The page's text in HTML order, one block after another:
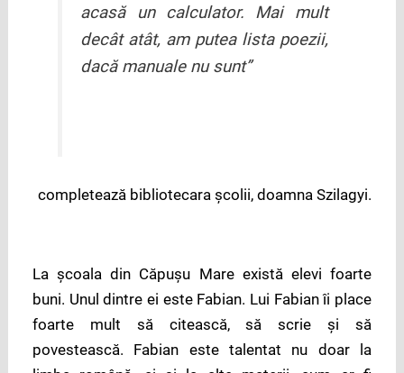
acasă un calculator. Mai mult
decât atât, am putea lista poezii,
dacă manuale nu sunt”
completează bibliotecara școlii, doamna Szilagyi.
La școala din Căpușu Mare există elevi foarte
buni. Unul dintre ei este Fabian. Lui Fabian îi place
foarte mult să citească, să scrie şi să
povestească. Fabian este talentat nu doar la